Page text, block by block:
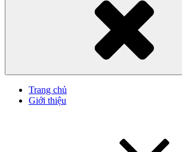
Trang chủ
Giới thiệu